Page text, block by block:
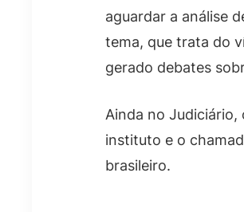
aguardar a análise
tema, que trata do
gerado debates
Ainda no Judiciário,
instituto e o
brasileiro.